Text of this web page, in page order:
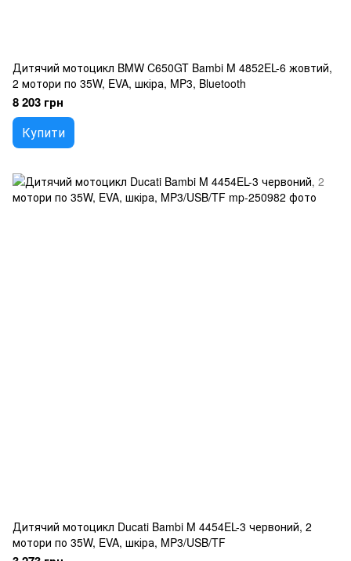
Дитячий мотоцикл BMW C650GT Bambi M 4852EL-6 жовтий,
2 мотори по 35W, EVA, шкіра, MP3, Bluetooth
8 203 грн
Купити
Дитячий мотоцикл Ducati Bambi M 4454EL-3 червоний, 2
мотори по 35W, EVA, шкіра, MP3/USB/TF